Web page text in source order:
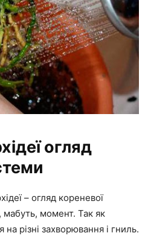
огляд
– огляд кореневої
момент. Так як
на різні захворювання і гниль.